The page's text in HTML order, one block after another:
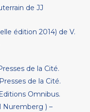
de JJ
édition 2014) de V.
de la Cité.
de la Cité.
Omnibus.
Nuremberg ) –